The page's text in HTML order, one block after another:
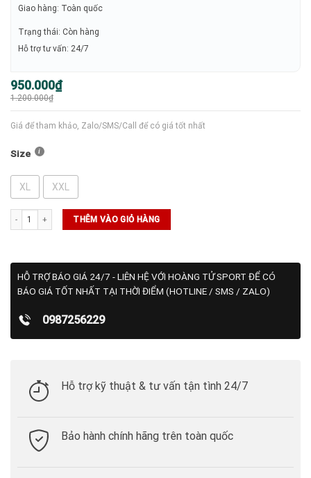
Giao hàng: Toàn quốc
Trạng thái: Còn hàng
Hỗ trợ tư vấn: 24/7
1.200.000₫
Giá
gốc
là:
950.000₫
Giá
hiện
tại
Giá để tham khảo, Zalo/SMS/Call để có giá tốt nhất
Size
XL XXL
Áo Tennis Nike Court Dri-fit White (DH0858-100) số lượng
THÊM VÀO GIỎ HÀNG
HỖ TRỢ BÁO GIÁ 24/7 - LIÊN HỆ VỚI HOÀNG TỬ SPORT ĐỂ CÓ
BÁO GIÁ TỐT NHẤT TẠI THỜI ĐIỂM (HOTLINE / SMS / ZALO)
0987256229
Hỗ trợ kỹ thuật & tư vấn tận tình 24/7
Bảo hành chính hãng trên toàn quốc